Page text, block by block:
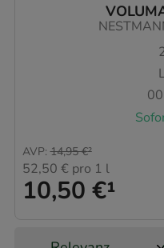
10,50 €¹
AVP: 14,95 €²
52,50 € pro 1 l